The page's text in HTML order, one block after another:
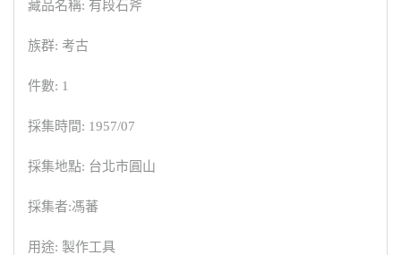
藏品名稱: 有段石斧
族群: 考古
件數: 1
採集時間: 1957/07
採集地點: 台北市圓山
採集者:馮蕃
用途: 製作工具